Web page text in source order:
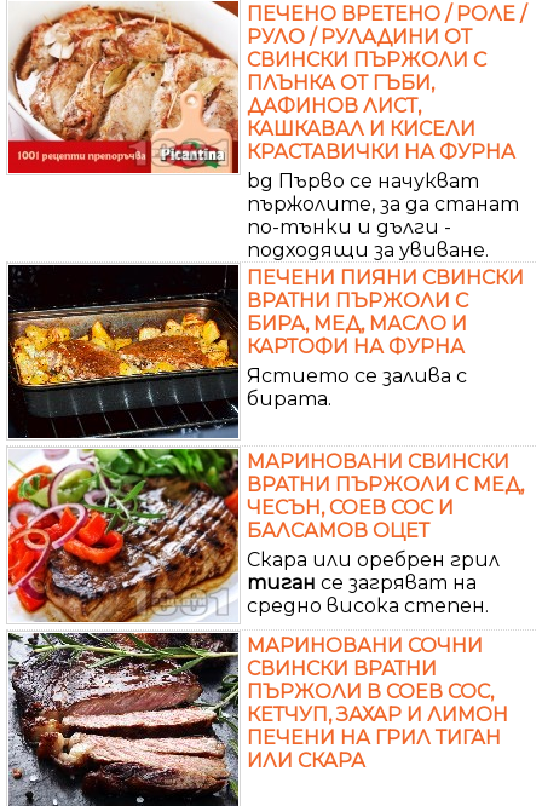
ПЕЧЕНО ВРЕТЕНО / РОЛЕ /
РУЛО / РУЛАДИНИ ОТ
СВИНСКИ ПЪРЖОЛИ С
ПЛЪНКА ОТ ГЪБИ,
ДАФИНОВ ЛИСТ,
КАШКАВАЛ И КИСЕЛИ
КРАСТАВИЧКИ НА ФУРНА
bg Първо се начукват
пържолите, за да станат
по-тънки и дълги -
подходящи за увиване.
ПЕЧЕНИ ПИЯНИ СВИНСКИ
ВРАТНИ ПЪРЖОЛИ С
БИРА, МЕД, МАСЛО И
КАРТОФИ НА ФУРНА
Ястието се залива с
бирата.
МАРИНОВАНИ СВИНСКИ
ВРАТНИ ПЪРЖОЛИ С МЕД,
ЧЕСЪН, СОЕВ СОС И
БАЛСАМОВ ОЦЕТ
Скара или оребрен грил
тиган се загряват на
средно висока степен.
МАРИНОВАНИ СОЧНИ
СВИНСКИ ВРАТНИ
ПЪРЖОЛИ В СОЕВ СОС,
КЕТЧУП, ЗАХАР И ЛИМОН
ПЕЧЕНИ НА ГРИЛ ТИГАН
ИЛИ СКАРА